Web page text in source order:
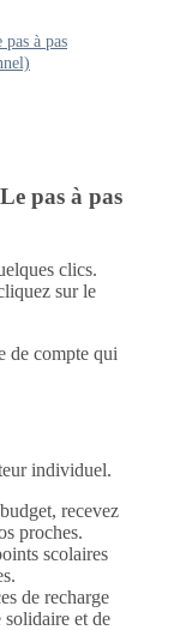
à pas
pas à pas
clics.
sur le
de compte qui
individuel.
recevez
proches.
scolaires
de recharge
et de